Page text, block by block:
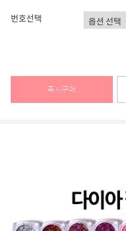
번호선택
즉시구매